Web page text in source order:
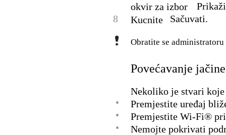
okvir za izbor
8
Kucnite Sačuvati.
Obratite se
Povećavanje
Nekoliko je stvari
•
Premjestite uređaj
•
Premjestite Wi-Fi®
•
Nemojte pokrivati